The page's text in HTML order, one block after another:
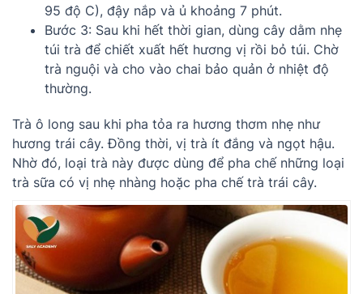
95 độ C), đậy nắp và ủ khoảng 7 phút.
Bước 3: Sau khi hết thời gian, dùng cây dằm nhẹ
túi trà để chiết xuất hết hương vị rồi bỏ túi. Chờ
trà nguội và cho vào chai bảo quản ở nhiệt độ
thường.
Trà ô long sau khi pha tỏa ra hương thơm nhẹ như
hương trái cây. Đồng thời, vị trà ít đắng và ngọt hậu.
Nhờ đó, loại trà này được dùng để pha chế những loại
trà sữa có vị nhẹ nhàng hoặc pha chế trà trái cây.